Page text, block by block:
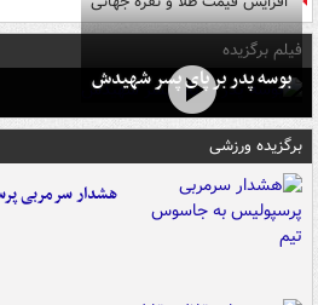
فیلم برگزیده
بوسه‌ پدر بر پای پسر شهیدش
برگزیده ورزشی
هشدار سرمربی